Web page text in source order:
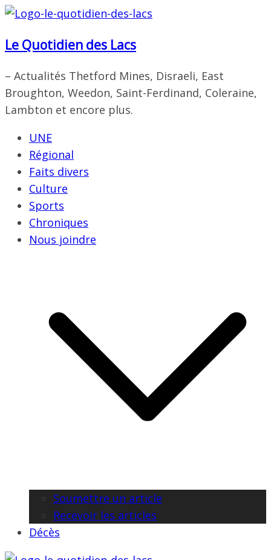
Passer
contenu
Le Quotidien des Lacs
– Actualités Thetford Mines, Disraeli, East
Broughton, Weedon, Saint-Ferdinand, Coleraine,
Lambton et encore plus.
UNE
Régional
Faits divers
Culture
Sports
Chroniques
Nous joindre
Soumettre un article
Recevoir les articles
Décès